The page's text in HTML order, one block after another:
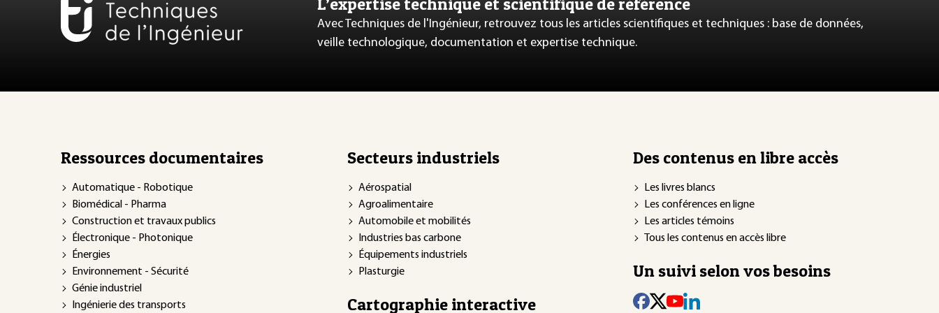
Avec Techniques de l'Ingénieur, retrouvez tous les articles scientifiques et techniques : base de données,
veille technologique, documentation et expertise technique.
Ressources documentaires
Automatique - Robotique
Biomédical - Pharma
Construction et travaux publics
Électronique - Photonique
Énergies
Environnement - Sécurité
Génie industriel
Ingénierie des transports
Secteurs industriels
Aérospatial
Agroalimentaire
Automobile et mobilités
Industries bas carbone
Équipements industriels
Plasturgie
Cartographie interactive
Des contenus en libre accès
Les livres blancs
Les conférences en ligne
Les articles témoins
Tous les contenus en accès libre
Un suivi selon vos besoins